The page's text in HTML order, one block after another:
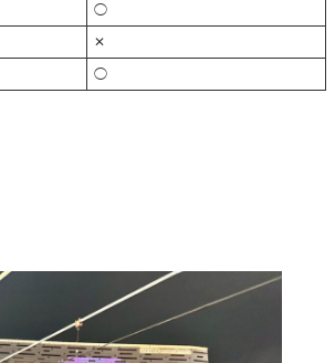
◯
✕
◯